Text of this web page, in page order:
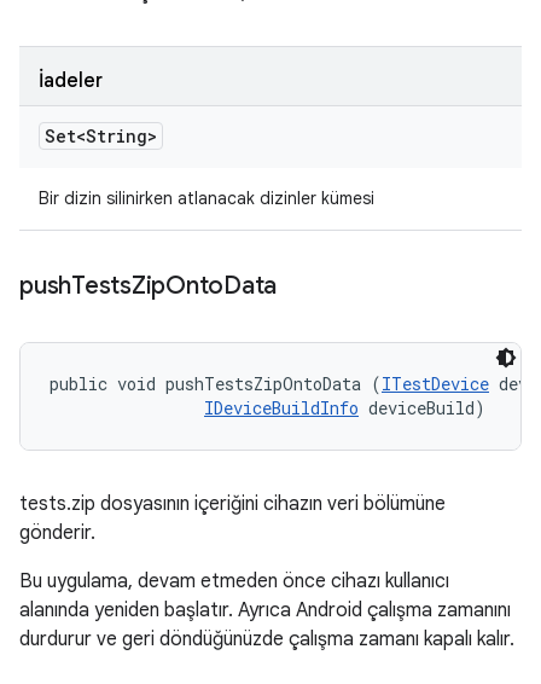
İadeler
Set<String>
Bir dizin silinirken atlanacak dizinler kümesi
pushTestsZipOntoData
public void pushTestsZipOntoData (ITestDevice
IDeviceBuildInfo deviceBuild)
tests.zip dosyasının içeriğini cihazın veri bölümüne
gönderir.
Bu uygulama, devam etmeden önce cihazı kullanıcı
alanında yeniden başlatır. Ayrıca Android çalışma zamanını
durdurur ve geri döndüğünüzde çalışma zamanı kapalı kalır.